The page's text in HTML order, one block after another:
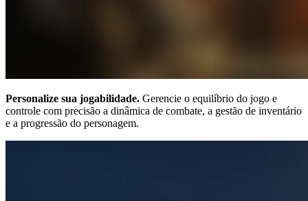
Personalize sua jogabilidade. Gerencie o equilíbrio do jogo e
controle com precisão a dinâmica de combate, a gestão de inventário
e a progressão do personagem.